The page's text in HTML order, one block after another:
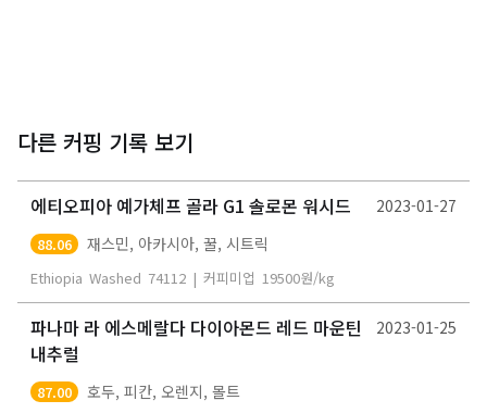
다른 커핑 기록 보기
에티오피아 예가체프 골라 G1 솔로몬 워시드 2023-01-27
88.06 재스민, 아카시아, 꿀, 시트릭
Ethiopia Washed 74112 | 커피미업 19500원/kg
파나마 라 에스메랄다 다이아몬드 레드 마운틴
내추럴
2023-01-25
87.00 호두, 피칸, 오렌지, 몰트